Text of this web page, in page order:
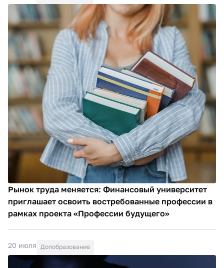
Рынок труда меняется: Финансовый университет
приглашает освоить востребованные профессии в
рамках проекта «Профессии будущего»
20 июля Допобразование